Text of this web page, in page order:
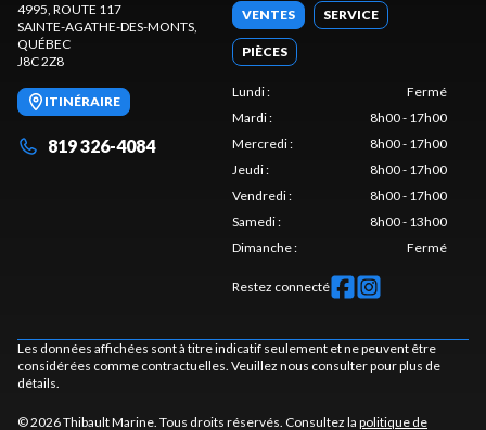
4995, ROUTE 117
SAINTE-AGATHE-DES-MONTS,
QUÉBEC
J8C 2Z8
ITINÉRAIRE
819 326-4084
VENTES SERVICE
PIÈCES
Lundi:
Fermé
Mardi:
8h00 - 17h00
Mercredi:
8h00 - 17h00
Jeudi:
8h00 - 17h00
Vendredi:
8h00 - 17h00
Samedi:
8h00 - 13h00
Dimanche: Fermé
Restez connecté
Les données affichées sont à titre indicatif seulement et ne peuvent être
considérées comme contractuelles. Veuillez nous consulter pour plus de
détails.
© 2026 Thibault Marine. Tous droits réservés. Consultez la politique de